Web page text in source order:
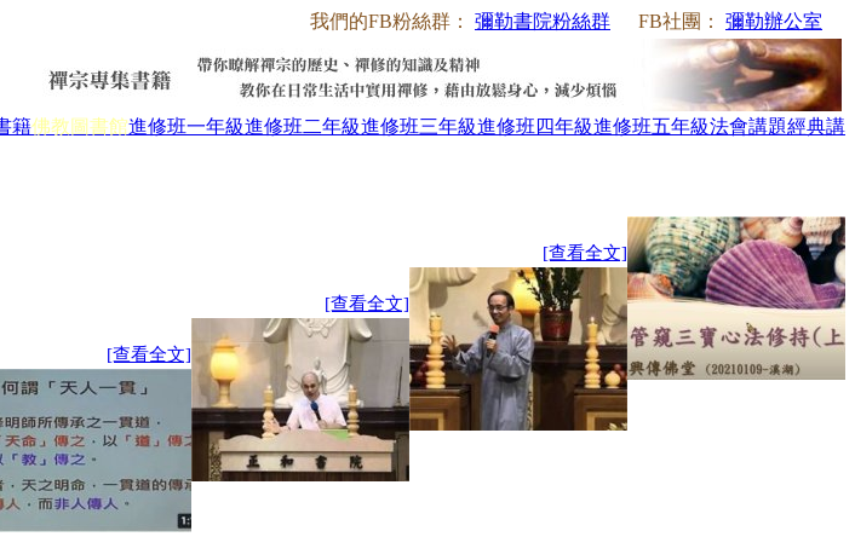
我們的FB粉絲群： 彌勒書院粉絲群 FB社團： 彌勒辦公室
籍佛教圖書館進修班一年級進修班二年級進修班三年級進修班四年級進修班五年級法會講題經典講
[查看全文]
[查看全文]
[查看全文]